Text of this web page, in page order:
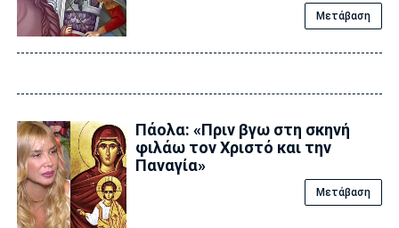
Μετάβαση
Πάολα: «Πριν βγω στη σκηνή
φιλάω τον Χριστό και την
Παναγία»
Μετάβαση